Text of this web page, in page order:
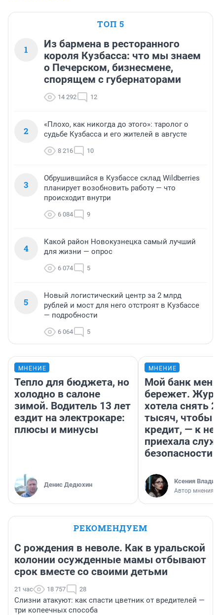
ТОП 5
1
Из бармена в ресторанного
короля Кузбасса: что мы знаем
о Печерском, бизнесмене,
спорящем с губернаторами
14 292 12
2
«Плохо, как никогда до этого»: таролог о
судьбе Кузбасса и его жителей в августе
8 216 10
3
Обрушившийся в Кузбассе склад Wildberries
планирует возобновить работу — что
происходит внутри
6 084 9
4
Какой район Новокузнецка самый лучший
для жизни — опрос
6 074 5
5
Новый логистический центр за 2 млрд
рублей и мост для него отстроят в Кузбассе
— подробности
6 064 5
МНЕНИЕ
Тепло для бюджета, но
холодно в салоне
зимой. Водитель 13 лет
ездит на электрокаре:
плюсы и минусы
Денис Дедюхин
МНЕНИЕ
Мой банк меня
бережет.
хотела снять
тысяч, чтобы
кредит, — к
приехала
безопасности
Ксения
Автор мнения
РЕКОМЕНДУЕМ
С рождения в неволе. Как в уральской
колонии осужденные мамы отбывают
срок вместе со своими детьми
21 час 18 757 28
Слизни атакуют: как спасти цветник от вредителей —
три копеечных способа